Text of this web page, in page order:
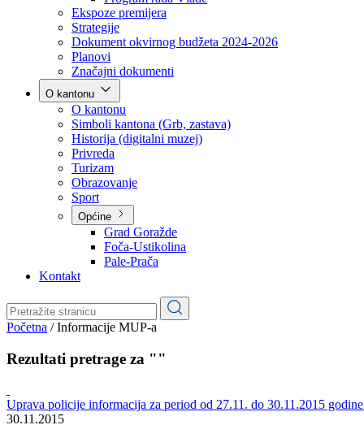
Vlada
Poslovnik
Program rada Vlade
Ekspoze premijera
Strategije
Dokument okvirnog budžeta 2024-2026
Planovi
Značajni dokumenti
O kantonu
O kantonu
Simboli kantona (Grb, zastava)
Historija (digitalni muzej)
Privreda
Turizam
Obrazovanje
Općine
Pale-Prača
Kontakt
Informacije MUP-a
Rezultati pretrage za ""